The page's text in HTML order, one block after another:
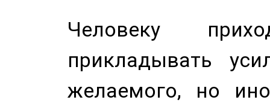
Человеку
прикладывать
желаемого, но